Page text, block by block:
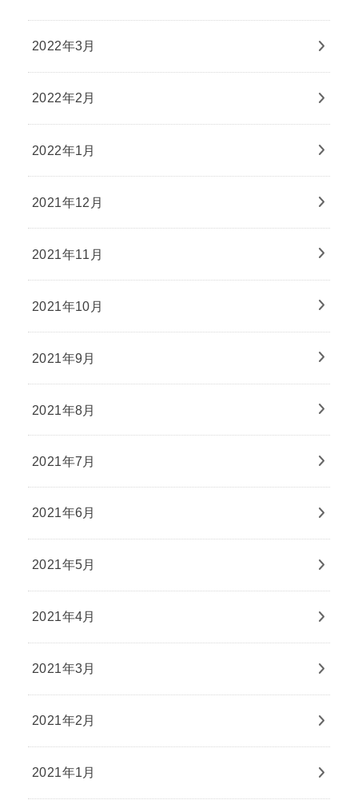
2022年3月
2022年2月
2022年1月
2021年12月
2021年11月
2021年10月
2021年9月
2021年8月
2021年7月
2021年6月
2021年5月
2021年4月
2021年3月
2021年2月
2021年1月